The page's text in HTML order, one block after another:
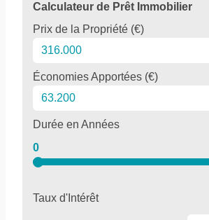
Calculateur de Prêt Immobilier
Prix de la Propriété (€)
Économies Apportées (€)
Durée en Années
0
Taux d'Intérêt